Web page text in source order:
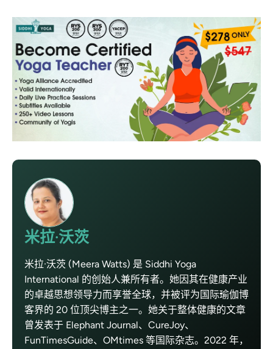
米拉·沃茨
米拉·沃茨 (Meera Watts) 是 Siddhi Yoga
International 的创始人兼所有者。她因其在健康产业
的卓越思想领导力而享誉全球，并被评为国际瑜伽博
客界的 20 位顶尖博主之一。她关于整体健康的文章
曾发表于 Elephant Journal、CureJoy、
FunTimesGuide、OMtimes 等国际杂志。2022 年，